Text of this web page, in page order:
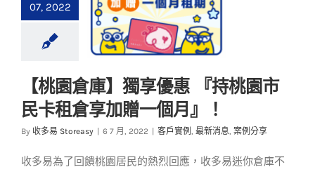
07, 2022
【桃園倉庫】獨享優
惠 『持桃園市民卡租
倉享加贈一個月』！
【桃園倉庫】獨享優惠 『持桃園市
民卡租倉享加贈一個月』！
By 收多易 Storeasy 6 7 月, 2022 客戶實例 , 最新消息, 案例分享
收多易為了回饋桃園居民的熱烈回應，收多易迷你倉庫不